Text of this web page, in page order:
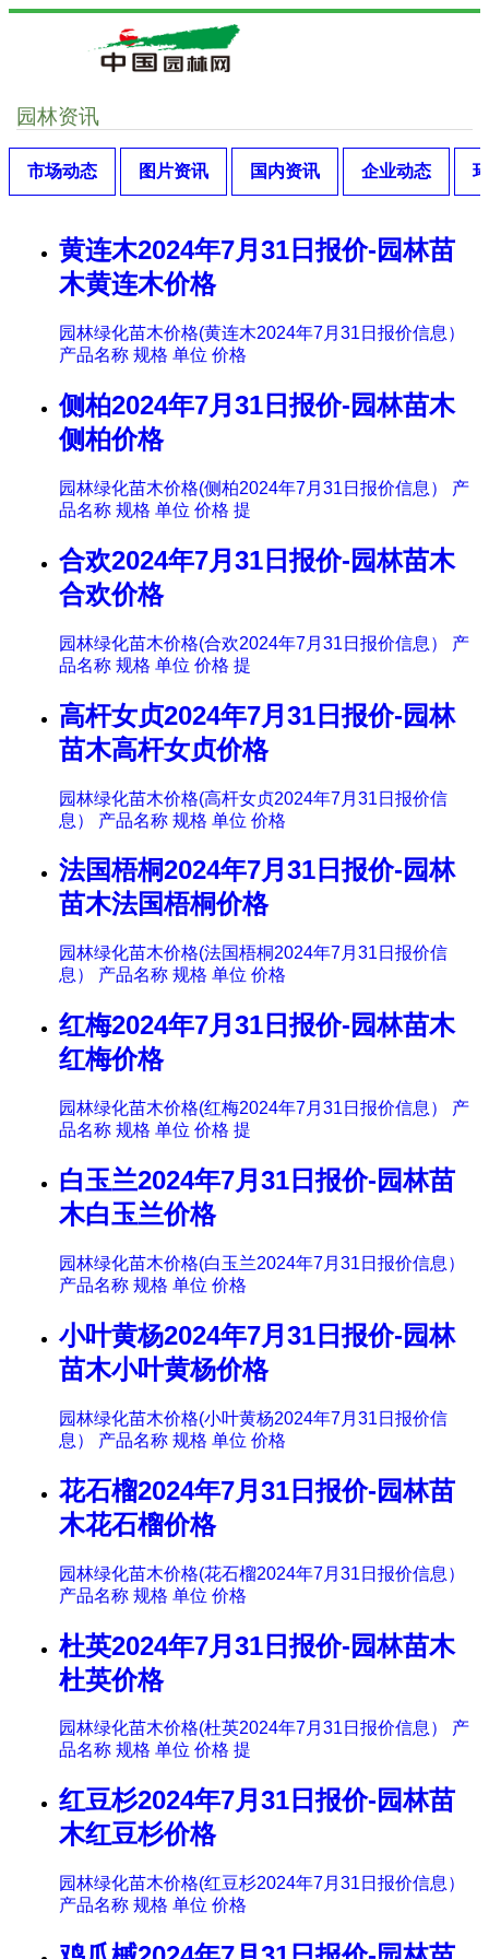
园林资讯
市场动态 图片资讯 国内资讯 企业动态
黄连木2024年7月31日报价-园林苗
木黄连木价格
园林绿化苗木价格(黄连木2024年7月31日报价信息）
产品名称 规格 单位 价格
侧柏2024年7月31日报价-园林苗木
侧柏价格
园林绿化苗木价格(侧柏2024年7月31日报价信息） 产
品名称 规格 单位 价格 提
合欢2024年7月31日报价-园林苗木
合欢价格
园林绿化苗木价格(合欢2024年7月31日报价信息） 产
品名称 规格 单位 价格 提
高杆女贞2024年7月31日报价-园林
苗木高杆女贞价格
园林绿化苗木价格(高杆女贞2024年7月31日报价信
息） 产品名称 规格 单位 价格
法国梧桐2024年7月31日报价-园林
苗木法国梧桐价格
园林绿化苗木价格(法国梧桐2024年7月31日报价信
息） 产品名称 规格 单位 价格
红梅2024年7月31日报价-园林苗木
红梅价格
园林绿化苗木价格(红梅2024年7月31日报价信息） 产
品名称 规格 单位 价格 提
白玉兰2024年7月31日报价-园林苗
木白玉兰价格
园林绿化苗木价格(白玉兰2024年7月31日报价信息）
产品名称 规格 单位 价格
小叶黄杨2024年7月31日报价-园林
苗木小叶黄杨价格
园林绿化苗木价格(小叶黄杨2024年7月31日报价信
息） 产品名称 规格 单位 价格
花石榴2024年7月31日报价-园林苗
木花石榴价格
园林绿化苗木价格(花石榴2024年7月31日报价信息）
产品名称 规格 单位 价格
杜英2024年7月31日报价-园林苗木
杜英价格
园林绿化苗木价格(杜英2024年7月31日报价信息） 产
品名称 规格 单位 价格 提
红豆杉2024年7月31日报价-园林苗
木红豆杉价格
园林绿化苗木价格(红豆杉2024年7月31日报价信息）
产品名称 规格 单位 价格